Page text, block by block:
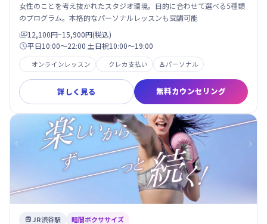
女性のことを考え抜かれたスタジオ環境。目的に合わせて選べる5種類
のプログラム。本格的なパーソナルレッスンも受講可能
12,100円~15,900円(税込)
平日10:00～22:00 土日祝10:00～19:00
オンラインレッスン クレカ支払い パーソナル
詳しく見る 無料カウンセリング
 JR渋谷駅 暗闇ボクササイズ